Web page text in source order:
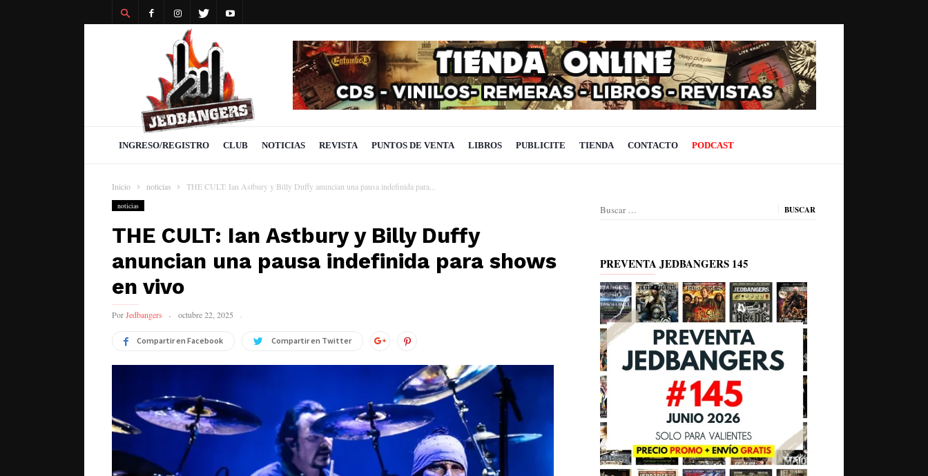
INGRESO/REGISTRO CLUB NOTICIAS REVISTA PUNTOS DE VENTA LIBROS PUBLICITE TIENDA CONTACTO PODCAST
Inicio noticias THE CULT: Ian Astbury y Billy Duffy anuncian una pausa indefinida para...
noticias
THE CULT: Ian Astbury y Billy Duffy
anuncian una pausa indefinida para shows
en vivo
PorJedbangers octubre 22, 2025
Compartir en Facebook Compartir en Twitter
Buscar:
PREVENTA JEDBANGERS 145